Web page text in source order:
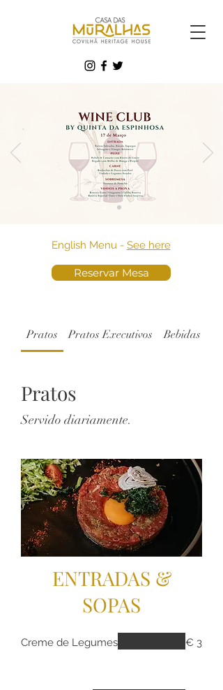
English Menu - See here
Reservar Mesa
Pratos Pratos Executivos Bebidas
Pratos
Servido diariamente.
ENTRADAS &
SOPAS
Creme de Legumes € 3